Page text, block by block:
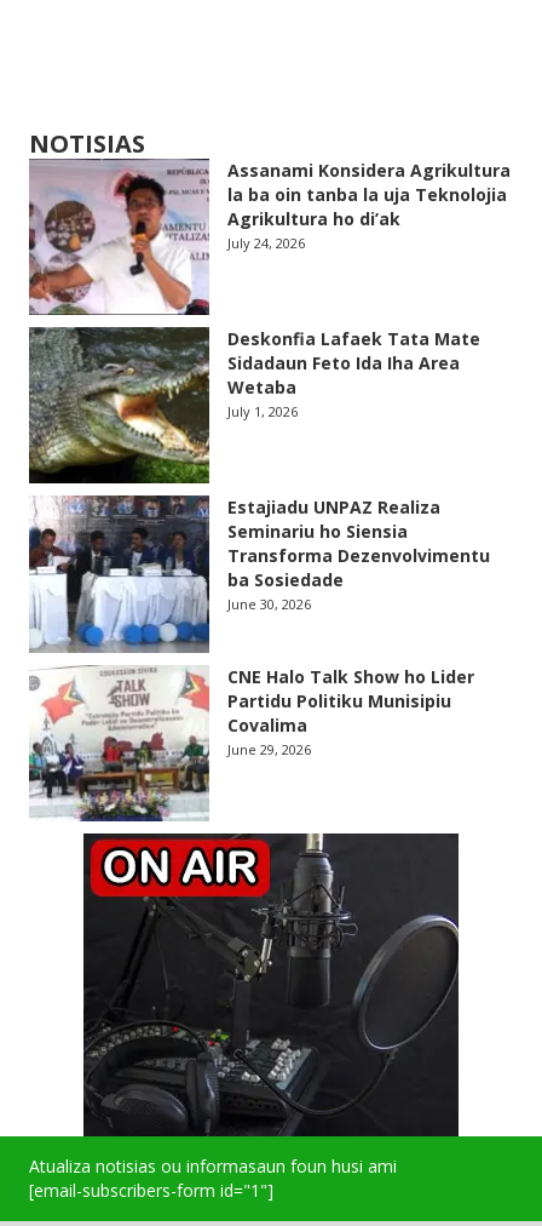
NOTISIAS
Assanami Konsidera Agrikultura
la ba oin tanba la uja Teknolojia
Agrikultura ho di’ak
July 24, 2026
Deskonfia Lafaek Tata Mate
Sidadaun Feto Ida Iha Area
Wetaba
July 1, 2026
Estajiadu UNPAZ Realiza
Seminariu ho Siensia
Transforma Dezenvolvimentu
ba Sosiedade
June 30, 2026
CNE Halo Talk Show ho Lider
Partidu Politiku Munisipiu
Covalima
June 29, 2026
Atualiza notisias ou informasaun foun husi ami
[email-subscribers-form id="1"]